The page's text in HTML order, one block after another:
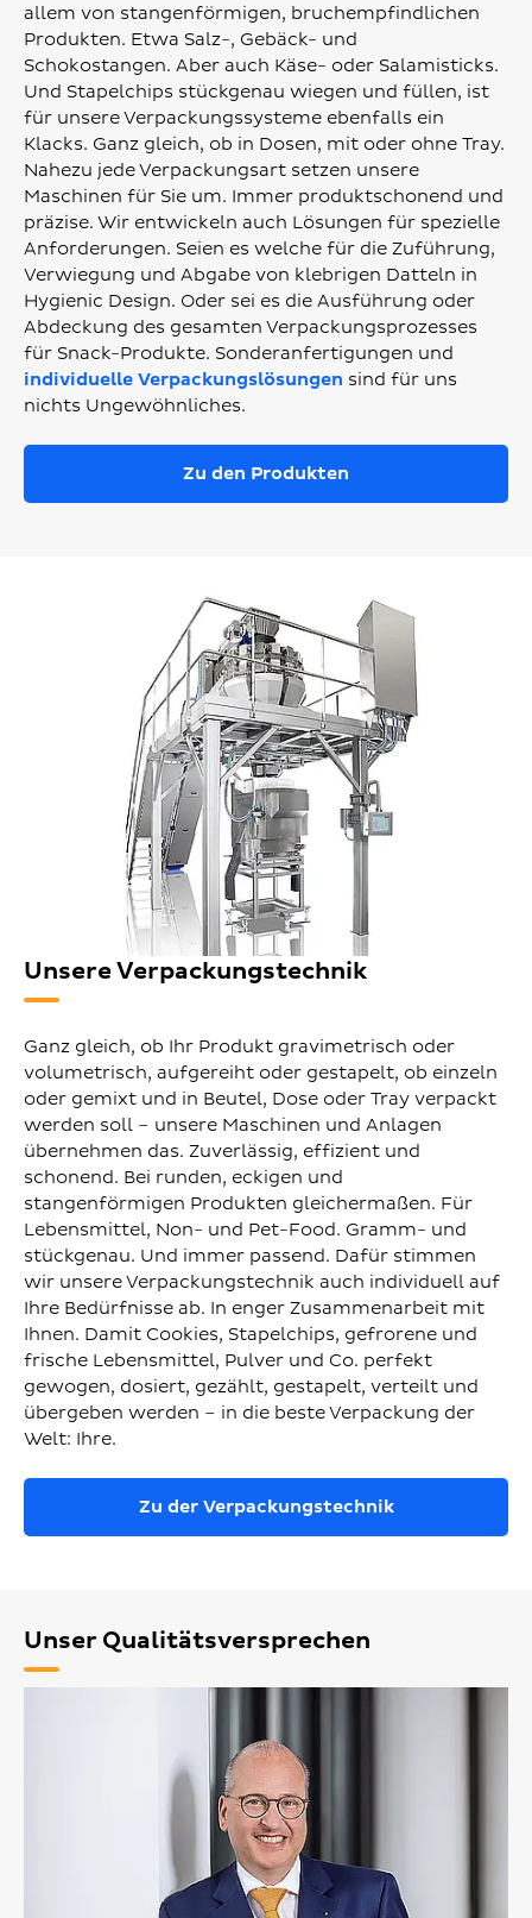
allem von stangenförmigen, bruchempfindlichen
Produkten. Etwa Salz-, Gebäck- und
Schokostangen. Aber auch Käse- oder Salamisticks.
Und Stapelchips stückgenau wiegen und füllen, ist
für unsere Verpackungssysteme ebenfalls ein
Klacks. Ganz gleich, ob in Dosen, mit oder ohne Tray.
Nahezu jede Verpackungsart setzen unsere
Maschinen für Sie um. Immer produktschonend und
präzise. Wir entwickeln auch Lösungen für spezielle
Anforderungen. Seien es welche für die Zuführung,
Verwiegung und Abgabe von klebrigen Datteln in
Hygienic Design. Oder sei es die Ausführung oder
Abdeckung des gesamten Verpackungsprozesses
für Snack-Produkte. Sonderanfertigungen und
individuelle Verpackungslösungen sind für uns
nichts Ungewöhnliches.
Zu den Produkten
Unsere Verpackungstechnik
Ganz gleich, ob Ihr Produkt gravimetrisch oder
volumetrisch, aufgereiht oder gestapelt, ob einzeln
oder gemixt und in Beutel, Dose oder Tray verpackt
werden soll – unsere Maschinen und Anlagen
übernehmen das. Zuverlässig, effizient und
schonend. Bei runden, eckigen und
stangenförmigen Produkten gleichermaßen. Für
Lebensmittel, Non- und Pet-Food. Gramm- und
stückgenau. Und immer passend. Dafür stimmen
wir unsere Verpackungstechnik auch individuell auf
Ihre Bedürfnisse ab. In enger Zusammenarbeit mit
Ihnen. Damit Cookies, Stapelchips, gefrorene und
frische Lebensmittel, Pulver und Co. perfekt
gewogen, dosiert, gezählt, gestapelt, verteilt und
übergeben werden – in die beste Verpackung der
Welt: Ihre.
Zu der Verpackungstechnik
Unser Qualitätsversprechen